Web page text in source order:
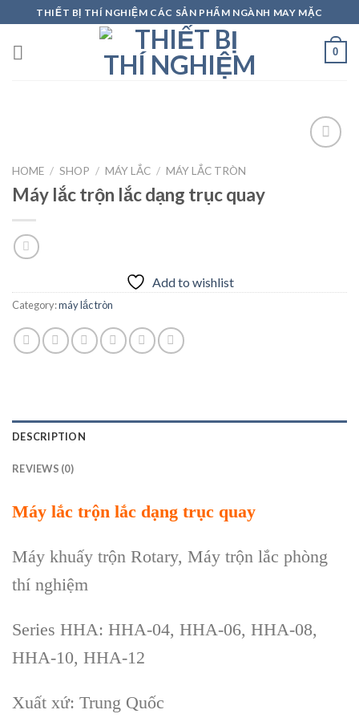
to
content
THIẾT BỊ THÍ NGHIỆM CÁC SẢN PHẨM NGÀNH MAY MẶC
0
HOME / SHOP / MÁY LẮC / MÁY LẮC TRÒN
Máy lắc trộn lắc dạng trục quay
Add to wishlist
Category:máy lắc tròn
DESCRIPTION
REVIEWS (0)
Máy lắc trộn lắc dạng trục quay
Máy khuấy trộn Rotary, Máy trộn lắc phòng
thí nghiệm
Series HHA: HHA-04, HHA-06, HHA-08,
HHA-10, HHA-12
Xuất xứ: Trung Quốc